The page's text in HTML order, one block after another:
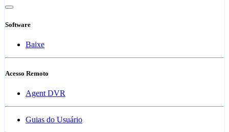
Software
Baixe
Acesso Remoto
Agent DVR
Guias do Usuário